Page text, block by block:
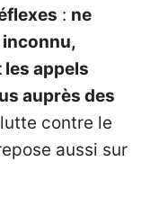
: ne
inconnu,
appels
auprès des
contre le
aussi sur